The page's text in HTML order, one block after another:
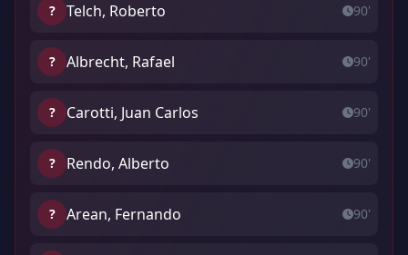
? Telch, Roberto 90'
? Albrecht, Rafael 90'
? Carotti, Juan Carlos 90'
? Rendo, Alberto 90'
? Arean, Fernando 90'